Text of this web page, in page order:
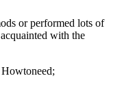
or performed lots of
with the